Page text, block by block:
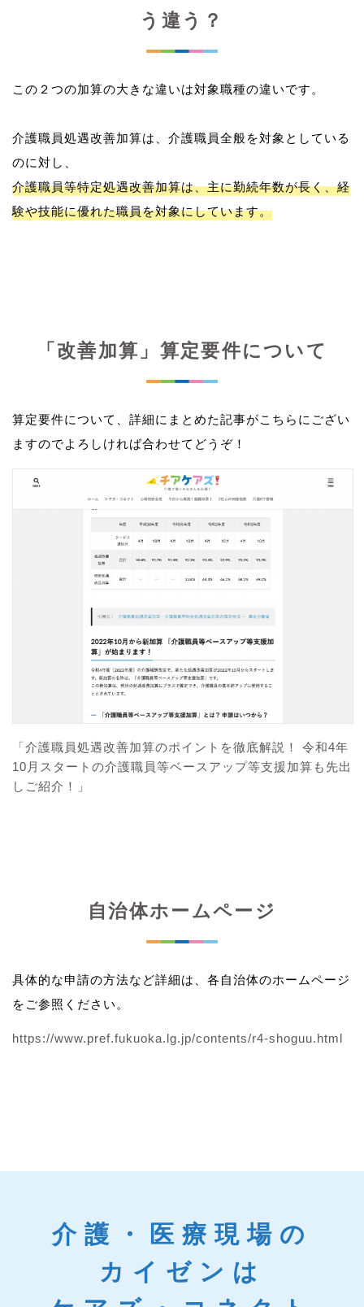
う違う？
この２つの加算の大きな違いは対象職種の違いです。
介護職員処遇改善加算は、介護職員全般を対象としている
介護職員等特定処遇改善加算は、主に勤続年数が長く、経
験や技能に優れた職員を対象にしています。
「改善加算」算定要件について
算定要件について、詳細にまとめた記事がこちらにござい
ますのでよろしければ合わせてどうぞ！
「介護職員処遇改善加算のポイントを徹底解説！ 令和4年
10月スタートの介護職員等ベースアップ等支援加算も先出
しご紹介！」
自治体ホームページ
具体的な申請の方法など詳細は、各自治体のホームページ
をご参照ください。
https://www.pref.fukuoka.lg.jp/contents/r4-shoguu.html
介護・医療現場の
カイゼンは